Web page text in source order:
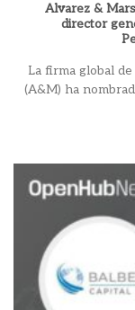
Alvarez &
director
La firma global
(A&M) ha